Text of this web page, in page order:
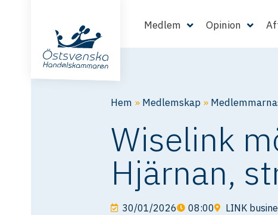
Medlem Opinion
Hem » Medlemskap »
Wiselink
Hjärnan,
30/01/2026 08:00 LINK